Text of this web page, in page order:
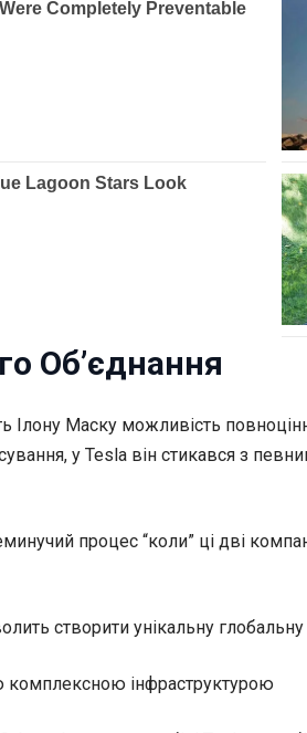
Об’єднання
Ілону Маску можливість
у Tesla він стикався з
процес “коли” ці дві
створити унікальну глобальну
комплексною інфраструктурою